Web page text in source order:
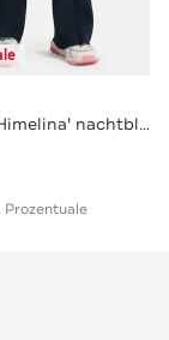
Stoffhose 'Himelina' nachtblau